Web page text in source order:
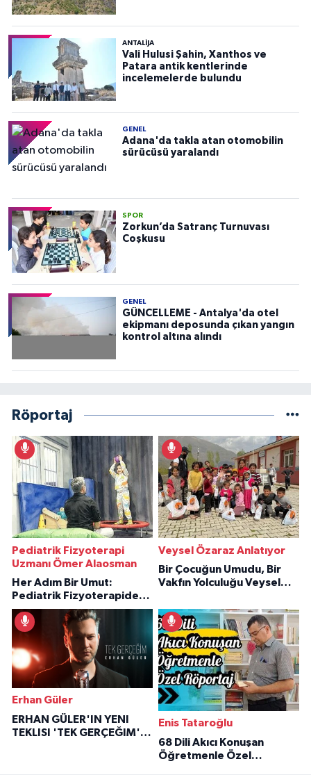
ANTALIJA
Vali Hulusi Şahin, Xanthos ve
Patara antik kentlerinde
incelemelerde bulundu
GENEL
Adana'da takla atan otomobilin
sürücüsü yaralandı
SPOR
Zorkun’da Satranç Turnuvası
Coşkusu
GENEL
GÜNCELLEME - Antalya'da otel
ekipmanı deposunda çıkan yangın
kontrol altına alındı
Röportaj
Pediatrik Fizyoterapi
Uzmanı Ömer Alaosman
Her Adım Bir Umut:
Pediatrik Fizyoterapiden
İlham Veren Hikâyeler
Veysel Özaraz Anlatıyor
Bir Çocuğun Umudu, Bir
Vakfın Yolculuğu Veysel
Erhan Güler
ERHAN GÜLER'IN YENI
TEKLISI 'TEK GERÇEĞIM'LE
Enis Tataroğlu
68 Dili Akıcı Konuşan
Öğretmenle Özel